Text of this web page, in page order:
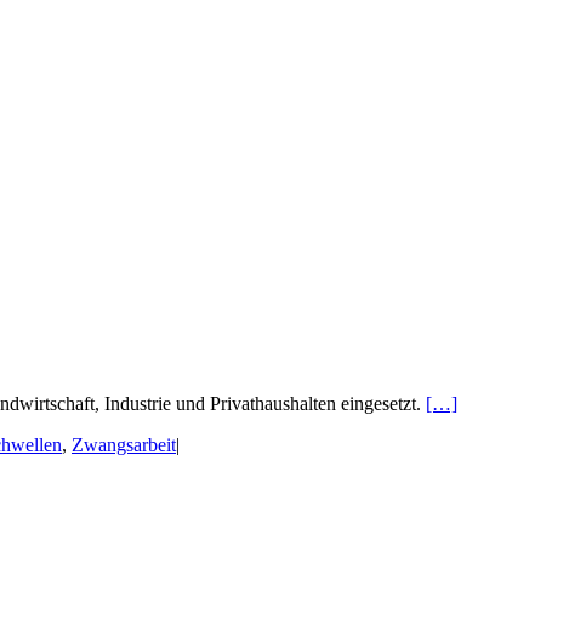
Industrie und Privathaushalten eingesetzt. […]
, Zwangsarbeit|